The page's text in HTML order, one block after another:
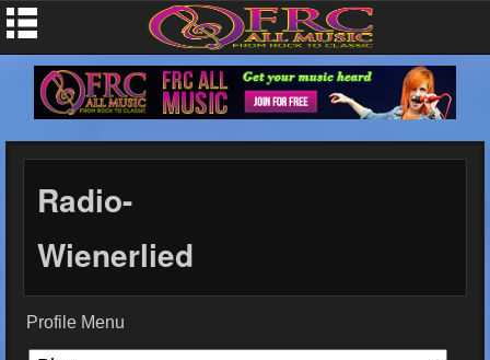
Radio-
Wienerlied
Profile Menu